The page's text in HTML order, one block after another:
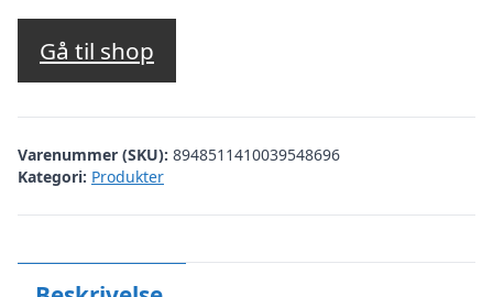
Gå til shop
Varenummer (SKU): 8948511410039548696
Kategori: Produkter